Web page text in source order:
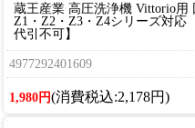
蔵王産業 高圧洗浄機 Vittorio用
Z1・Z2・Z3・Z4シリーズ対応
代引不可】
4977292401609
1,980円(消費税込:2,178円)